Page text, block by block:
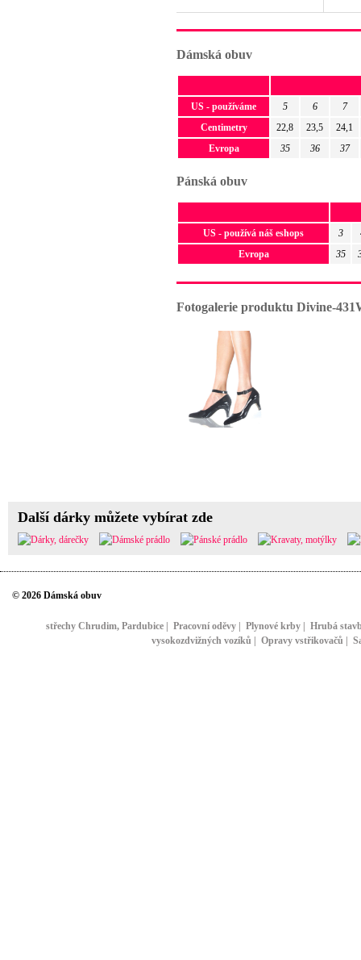
Dámská obuv
US - používáme 5 6
7
Centimetry
22,8 23,5
24,1
Evropa
35 36 37
Pánská obuv
US - používá náš eshops 3
Evropa
35
Fotogalerie produktu Divine-
Další dárky můžete vybírat zde
© 2026 Dámská obuv
střechy Chrudim, Pardubice| Pracovní oděvy| Plynové krby| Hrubá
vysokozdvižných vozíků
Opravy vstřikovačů